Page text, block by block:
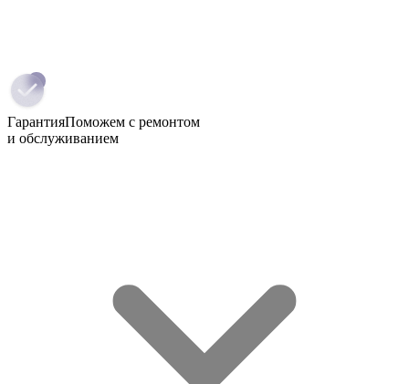
ГарантияПоможем с ремонтом
и обслуживанием